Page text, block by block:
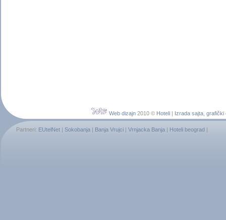
Web dizajn2010 © Hoteli| Izrada sajta, grafički
Partneri: EUtelNet | Sokobanja | Banja Vrujci | Vrnjacka Banja | Hoteli beograd |